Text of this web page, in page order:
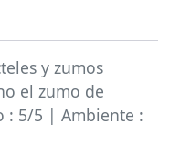
y zumos
el zumo de
: 5/5 | Ambiente :